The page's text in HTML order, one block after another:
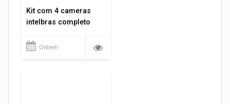
Kit com 4 cameras
intelbras completo
Ontem